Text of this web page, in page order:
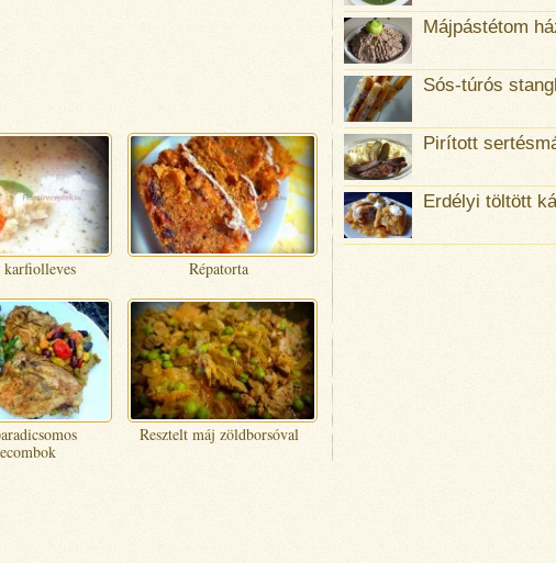
Répatorta
Resztelt máj zöldborsóval
Májpástétom
Sós-túrós
Pirított
Erdélyi töltött